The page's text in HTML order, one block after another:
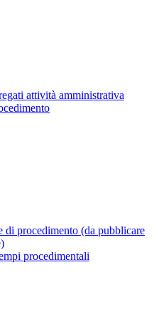
attività amministrativa
di procedimento (da pubblicare
procedimentali